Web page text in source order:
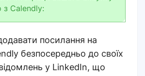
з Calendly:
посилання на
безпосередньо до своїх
у LinkedIn, що